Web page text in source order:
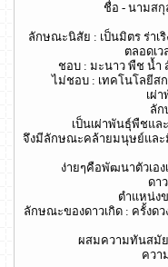
ชื่อ - นามสกุ
ลักษณะนิสัย : เป็นมิตร ร่าเ
ตลอดเว
ชอบ : มะนาว พืช น้ำ
ไม่ชอบ : เทคโนโลยีส
เผ่
ลัก
เป็นเผ่าพันธุ์พืชแ
จึงมีลักษณะคล้ายมนุษย์และ
ง่ายๆคือพัฒนาตัวเอ
ดา
ตำแหน่ง
ลักษณะของดาวเกิด : ครั้งด
ผสมความทันสมั
ควา